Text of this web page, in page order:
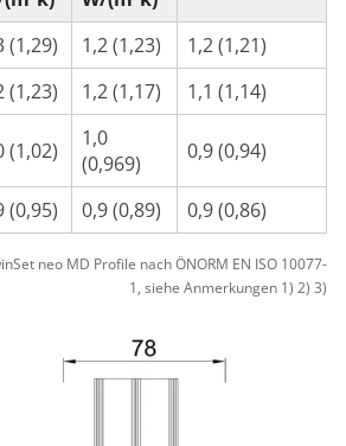
(1,29) 1,2 (1,23)
1,2 (1,21)
(1,23) 1,2 (1,17) 1,1 (1,14)
(1,02)
1,0
(0,969)
0,9 (0,94)
(0,95) 0,9 (0,89) 0,9 (0,86)
neo MD Profile nach ÖNORM EN ISO 10077-
1, siehe Anmerkungen 1) 2) 3)